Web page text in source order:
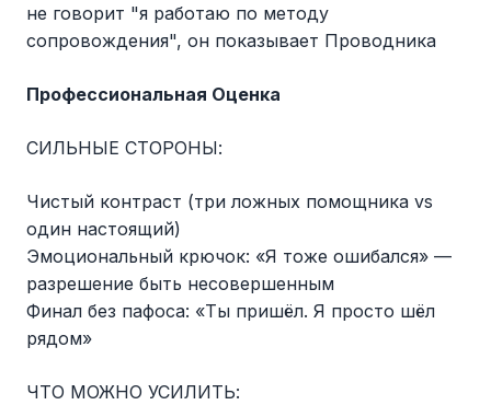
не говорит "я работаю по методу
сопровождения", он показывает Проводника
Профессиональная Оценка
СИЛЬНЫЕ СТОРОНЫ:
Чистый контраст (три ложных помощника vs
один настоящий)
Эмоциональный крючок: «Я тоже ошибался» —
разрешение быть несовершенным
Финал без пафоса: «Ты пришёл. Я просто шёл
рядом»
ЧТО МОЖНО УСИЛИТЬ: